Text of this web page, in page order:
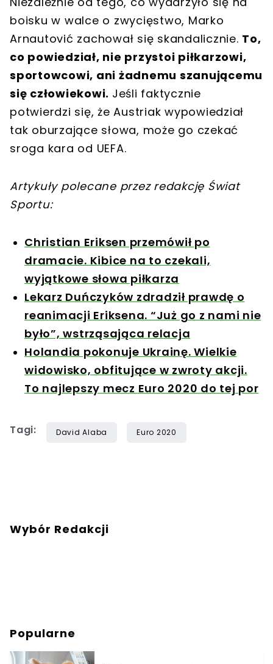
boisku w walce o zwycięstwo, Marko
Arnautović zachował się skandalicznie. To,
co powiedział, nie przystoi piłkarzowi,
sportowcowi, ani żadnemu szanującemu
się człowiekowi. Jeśli faktycznie
potwierdzi się, że Austriak wypowiedział
tak oburzające słowa, może go czekać
sroga kara od UEFA.
Artykuły polecane przez redakcję Świat
Sportu:
Christian Eriksen przemówił po
dramacie. Kibice na to czekali,
wyjątkowe słowa piłkarza
Lekarz Duńczyków zdradził prawdę o
reanimacji Eriksena. “Już go z nami nie
było”, wstrząsająca relacja
Holandia pokonuje Ukrainę. Wielkie
widowisko, obfitujące w zwroty akcji.
To najlepszy mecz Euro 2020 do tej por
Tagi: David Alaba Euro 2020
Wybór Redakcji
Popularne